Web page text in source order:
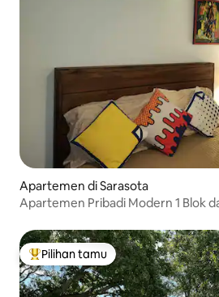
Apartemen di Sarasota
Apartemen Pribadi Modern 1 Blok
Pilihan tamu terpopuler
Pilihan tamu